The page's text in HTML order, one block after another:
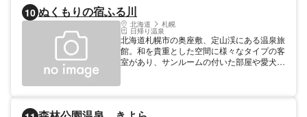
10 ぬくもりの宿ふる川
北海道 札幌
日帰り温泉
北海道札幌市の奥座敷、定山渓にある温泉旅
館。和を貴重とした空間に様々なタイプの客
室があり、サンルームの付いた部屋や愛犬と